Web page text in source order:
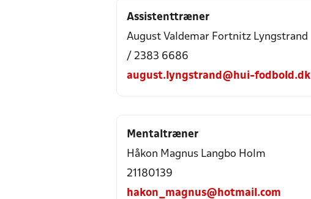
Assistenttræner
August Valdemar Fortnitz Lyngstrand
/ 2383 6686
august.lyngstrand@hui-fodbold.dk
Mentaltræner
Håkon Magnus Langbo Holm
21180139
hakon_magnus@hotmail.com